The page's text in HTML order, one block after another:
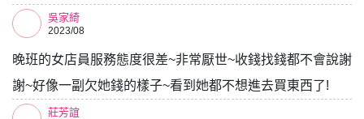
吳家綺
2023/08
晚班的女店員服務態度很差~非常厭世~收錢找錢都不會說謝
謝~好像一副欠她錢的樣子~看到她都不想進去買東西了!
莊芳誼